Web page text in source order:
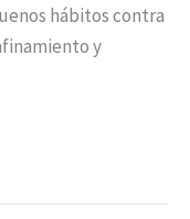
hábitos contra
y